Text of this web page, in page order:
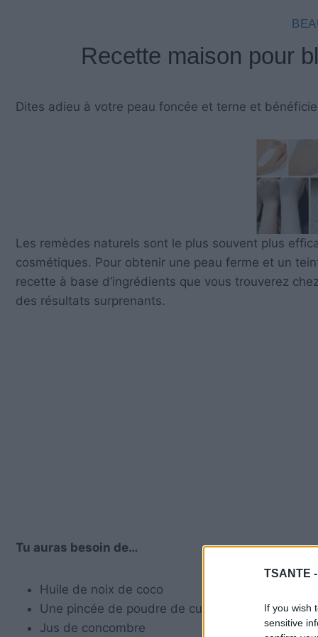
TSANTE -
If you wish
sensitive
Recette maison pour
Dites adieu à votre peau foncée et terne et
Les remèdes naturels sont le plus souvent plus
cosmétiques. Pour obtenir une peau ferme et un
recette à base d’ingrédients que vous trouverez
des résultats surprenants.
Tu auras besoin de…
Huile de noix de coco
Une pincée de poudre de curcuma
Jus de concombre